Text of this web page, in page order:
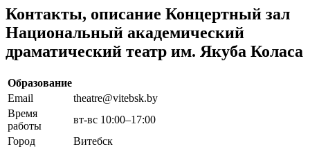
Контакты, описание Концертный зал
Национальный академический
драматический театр им. Якуба Коласа
Образование
Email
theatre@vitebsk.by
Время
работы
вт-вс 10:00–17:00
Город
Витебск